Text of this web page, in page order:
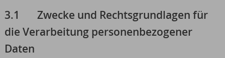
3.1 Zwecke und Rechtsgrundlagen für
die Verarbeitung personenbezogener
Daten